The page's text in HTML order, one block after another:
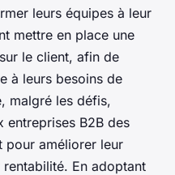
leurs équipes à leur
mettre en place une
le client, afin de
à leurs besoins de
malgré les défis,
entreprises B2B des
pour améliorer leur
En adoptant